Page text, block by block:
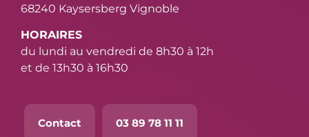
68240 Kaysersberg Vignoble
HORAIRES
du lundi au vendredi de 8h30 à 12h
et de 13h30 à 16h30
Contact 03 89 78 11 11